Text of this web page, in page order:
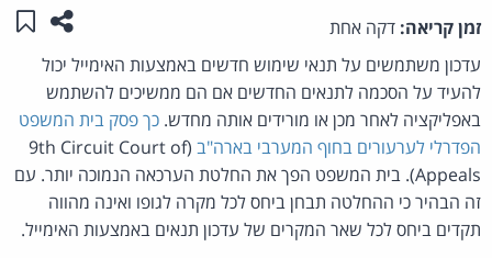
זמן קריאה: דקה אחת שתפו
עדכון משתמשים על תנאי שימוש חדשים באמצעות האימייל יכול
להעיד על הסכמה לתנאים החדשים אם הם ממשיכים להשתמש
באפליקציה לאחר מכן או מורידים אותה מחדש. כך פסק בית המשפט
הפדרלי לערעורים בחוף המערבי בארה"ב (9th Circuit Court of
Appeals). בית המשפט הפך את החלטת הערכאה הנמוכה יותר. עם
זה הבהיר כי ההחלטה תבחן ביחס לכל מקרה לגופו ואינה מהווה
תקדים ביחס לכל שאר המקרים של עדכון תנאים באמצעות האימייל.